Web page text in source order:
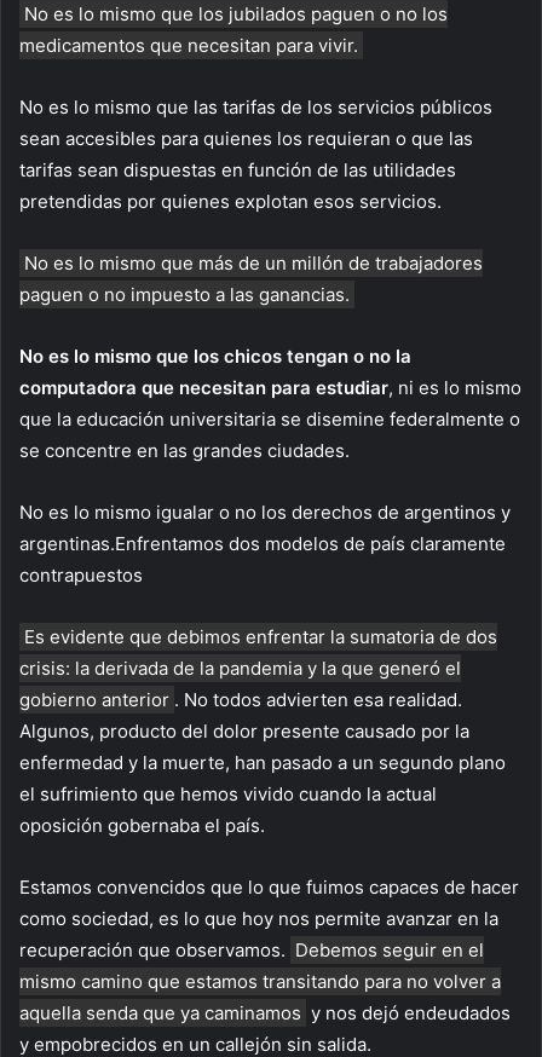
No es lo mismo que los jubilados paguen o no los
medicamentos que necesitan para vivir.
No es lo mismo que las tarifas de los servicios públicos
sean accesibles para quienes los requieran o que las
tarifas sean dispuestas en función de las utilidades
pretendidas por quienes explotan esos servicios.
No es lo mismo que más de un millón de trabajadores
paguen o no impuesto a las ganancias.
No es lo mismo que los chicos tengan o no la
computadora que necesitan para estudiar, ni es lo mismo
que la educación universitaria se disemine federalmente o
se concentre en las grandes ciudades.
No es lo mismo igualar o no los derechos de argentinos y
argentinas.Enfrentamos dos modelos de país claramente
contrapuestos
Es evidente que debimos enfrentar la sumatoria de dos
crisis: la derivada de la pandemia y la que generó el
gobierno anterior . No todos advierten esa realidad.
Algunos, producto del dolor presente causado por la
enfermedad y la muerte, han pasado a un segundo plano
el sufrimiento que hemos vivido cuando la actual
oposición gobernaba el país.
Estamos convencidos que lo que fuimos capaces de hacer
como sociedad, es lo que hoy nos permite avanzar en la
recuperación que observamos. Debemos seguir en el
mismo camino que estamos transitando para no volver a
aquella senda que ya caminamos y nos dejó endeudados
y empobrecidos en un callejón sin salida.